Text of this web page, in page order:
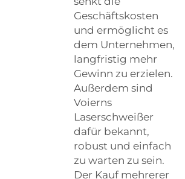
Geschäftskosten
und ermöglicht es
dem Unternehmen,
langfristig mehr
Gewinn zu erzielen.
Außerdem sind
Voierns
Laserschweißer
dafür bekannt,
robust und einfach
zu warten zu sein.
Der Kauf mehrerer